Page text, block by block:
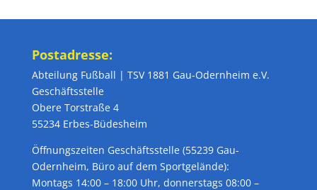
Postadresse:
Abteilung Fußball | TSV 1881 Gau-Odernheim e.V.
Geschäftsstelle
Obere Torstraße 4
55234 Erbes-Büdesheim
Öffnungszeiten Geschäftsstelle (55239 Gau-
Odernheim, Büro auf dem Sportgelände):
Montags 14:00 – 18:00 Uhr, donnerstags 08:00 –